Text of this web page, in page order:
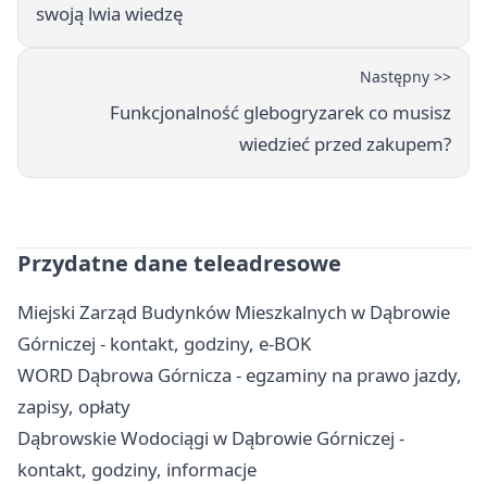
swoją lwia wiedzę
Następny >>
Funkcjonalność glebogryzarek co musisz
wiedzieć przed zakupem?
Przydatne dane teleadresowe
Miejski Zarząd Budynków Mieszkalnych w Dąbrowie
Górniczej - kontakt, godziny, e-BOK
WORD Dąbrowa Górnicza - egzaminy na prawo jazdy,
zapisy, opłaty
Dąbrowskie Wodociągi w Dąbrowie Górniczej -
kontakt, godziny, informacje